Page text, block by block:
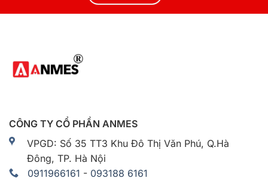
CÔNG TY CỔ PHẦN ANMES
VPGD: Số 35 TT3 Khu Đô Thị Văn Phú, Q.Hà
Đông, TP. Hà Nội
0911966161 - 093188 6161